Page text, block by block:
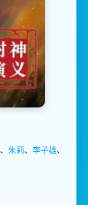
、 朱莉、 李子雄、